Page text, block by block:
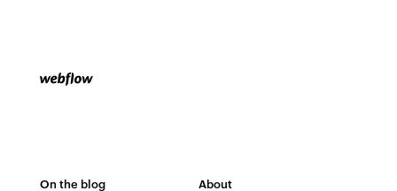
On the blog About